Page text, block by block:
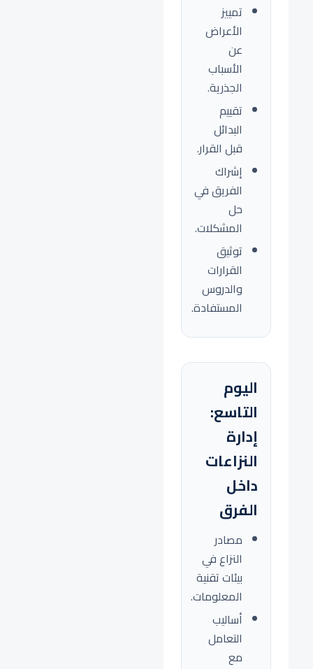
تمييز
الأعراض
عن
الأسباب
الجذرية.
تقييم
البدائل
قبل القرار.
إشراك
الفريق في
حل
المشكلات.
توثيق
القرارات
والدروس
المستفادة.
اليوم
التاسع:
إدارة
النزاعات
داخل
الفرق
مصادر
النزاع في
بيئات تقنية
المعلومات.
أساليب
التعامل
مع